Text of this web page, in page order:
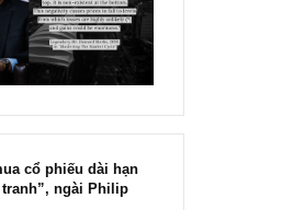
rủi ro, Ngài Howard